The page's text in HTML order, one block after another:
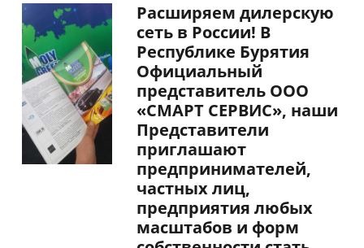
Расширяем дилерскую
сеть в России! В
Республике Бурятия
Официальный
представитель ООО
«СМАРТ СЕРВИС», наши
Представители
приглашают
предпринимателей,
частных лиц,
предприятия любых
масштабов и форм